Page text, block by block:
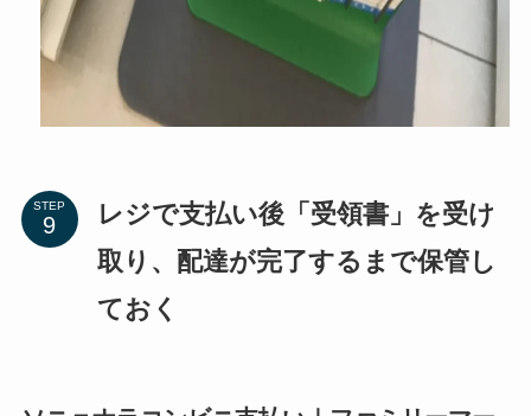
STEP
レジで支払い後「受領書」を受け
取り、配達が完了するまで保管し
ておく